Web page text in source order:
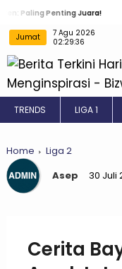
Penting Juara! Persib
Jumat 7 Agu 2026
TRENDS LIGA 1
Home
Liga 2
Asep
30 Juli
Cerita